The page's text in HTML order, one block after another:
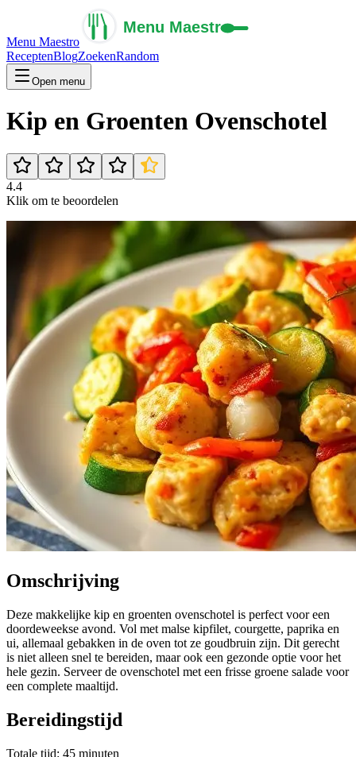
Menu Maestro
ReceptenBlogZoekenRandom
Open menu
Kip en Groenten Ovenschotel
4.4
Klik om te beoordelen
Omschrijving
Deze makkelijke kip en groenten ovenschotel is perfect voor een
doordeweekse avond. Vol met malse kipfilet, courgette, paprika en
ui, allemaal gebakken in de oven tot ze goudbruin zijn. Dit gerecht
is niet alleen snel te bereiden, maar ook een gezonde optie voor het
hele gezin. Serveer de ovenschotel met een frisse groene salade voor
een complete maaltijd.
Bereidingstijd
Totale tijd: 45 minuten